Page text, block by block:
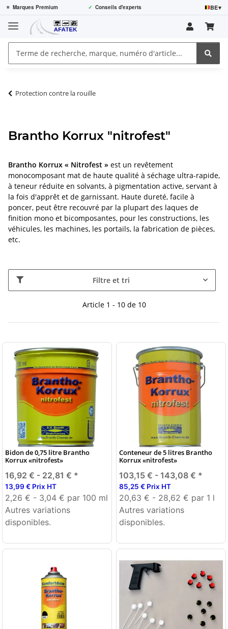
⭐ Marques Premium ✓ Conseils d'experts BE▾
Protection contre la rouille
Brantho Korrux "nitrofest"
Brantho Korrux « Nitrofest » est un revêtement
monocomposant mat de haute qualité à séchage ultra-rapide,
à teneur réduite en solvants, à pigmentation active, servant à
la fois d'apprêt et de garnissant. Haute dureté, facile à
poncer, peut être recouvré par la plupart des laques de
finition mono et bicomposantes, pour les constructions, les
véhicules, les machines, les portails, la fabrication de pièces,
etc.
Filtre et tri
Article 1 - 10 de 10
Bidon de 0,75 litre Brantho
Korrux «nitrofest»
16,92 € - 22,81 € *
13,99 € Prix HT
2,26 € - 3,04 € par 100 ml
Autres variations
disponibles.
Conteneur de 5 litres Brantho
Korrux «nitrofest»
103,15 € - 143,08 € *
85,25 € Prix HT
20,63 € - 28,62 € par 1 l
Autres variations
disponibles.